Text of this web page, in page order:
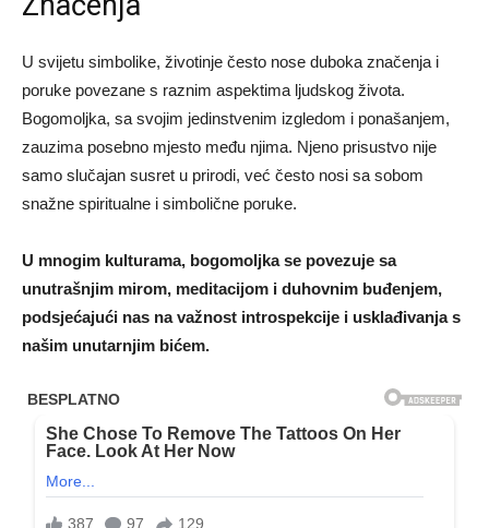
U svijetu simbolike, životinje često nose duboka značenja i
poruke povezane s raznim aspektima ljudskog života.
Bogomoljka, sa svojim jedinstvenim izgledom i ponašanjem,
zauzima posebno mjesto među njima. Njeno prisustvo nije
samo slučajan susret u prirodi, već često nosi sa sobom
snažne spiritualne i simbolične poruke.
U mnogim kulturama, bogomoljka se povezuje sa
unutrašnjim mirom, meditacijom i duhovnim buđenjem,
podsjećajući nas na važnost introspekcije i usklađivanja s
našim unutarnjim bićem.